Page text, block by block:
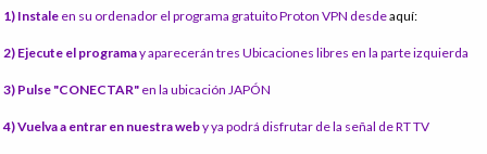
1) Instale en su ordenador el programa gratuito Proton VPN desdeaquí:
2) Ejecute el programay aparecerán tres Ubicaciones libres en la parte izquierda
3) Pulse "CONECTAR" en la ubicación JAPÓN
4) Vuelva a entrar en nuestra weby ya podrá disfrutar de la señal de RT TV